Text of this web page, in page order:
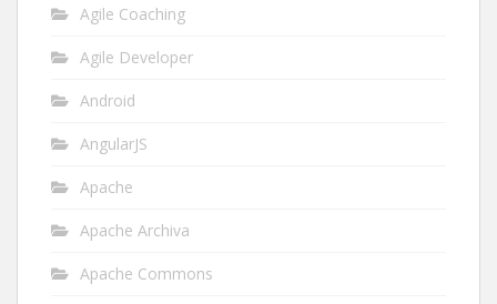
Agile Coaching
Agile Developer
Android
AngularJS
Apache
Apache Archiva
Apache Commons